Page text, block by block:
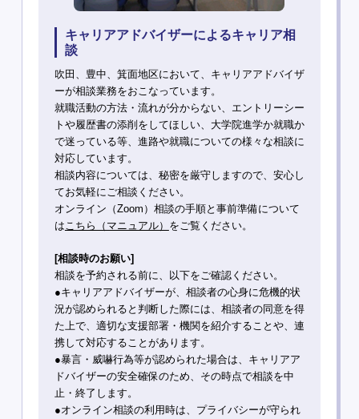
キャリアアドバイザーによるキャリア相
談
吹田、豊中、箕面地区において、キャリアアドバイザ
ーが相談業務をおこなっています。
就職活動の方法・流れが分からない、エントリーシー
トや履歴書の添削をしてほしい、大学院進学か就職か
で迷っている等、進路や就職についての様々な相談に
対応しています。
相談内容については、秘密を厳守しますので、安心し
てお気軽にご相談ください。
オンライン（Zoom）相談の手順と事前準備について
は こちら（マニュアル） をご覧ください。
[相談時のお願い]
相談を予約される前に、以下をご確認ください。
●キャリアアドバイザーが、相談者の心身に危機的状
況が認められると判断した際には、相談者の同意を得
た上で、適切な支援部署・機関を紹介することや、連
携して対応することがあります。
●暴言・威嚇行為等が認められた場合は、キャリアア
ドバイザーの安全確保のため、その時点で相談を中
止・終了します。
●オンライン相談の利用時は、プライバシーが守られ